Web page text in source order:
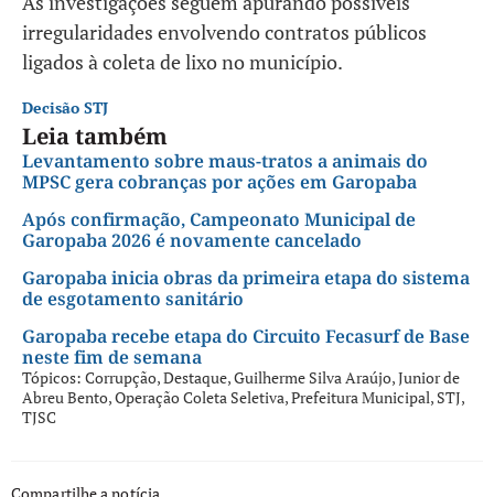
irregularidades envolvendo contratos públicos
ligados à coleta de lixo no município.
Decisão STJ
Leia também
Levantamento sobre maus-tratos a animais do
MPSC gera cobranças por ações em Garopaba
Após confirmação, Campeonato Municipal de
Garopaba 2026 é novamente cancelado
Garopaba inicia obras da primeira etapa do sistema
de esgotamento sanitário
Garopaba recebe etapa do Circuito Fecasurf de Base
neste fim de semana
Tópicos: Corrupção,Destaque,Guilherme Silva Araújo,Junior de
Abreu Bento,Operação Coleta Seletiva,Prefeitura Municipal, STJ,
TJSC